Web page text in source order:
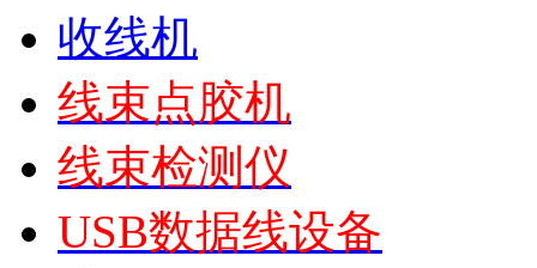
收线机
线束点胶机
线束检测仪
USB数据线设备